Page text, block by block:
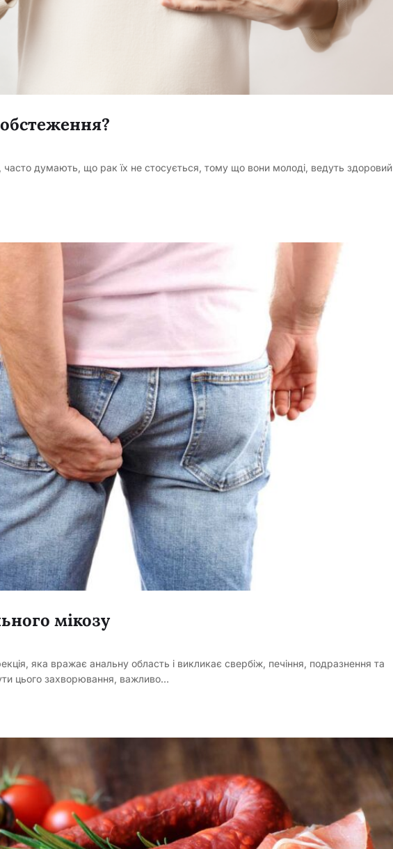
часто думають, що рак їх не стосується, тому що вони молоді, ведуть здоровий
мікозу
яка вражає анальну область і викликає свербіж, печіння, подразнення та
цього захворювання, важливо…